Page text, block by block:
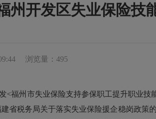
州开发区失业保险技
浏览量：495
州市失业保险支持参保职工提升职业技
省税务局关于落实失业保险援企稳岗政策